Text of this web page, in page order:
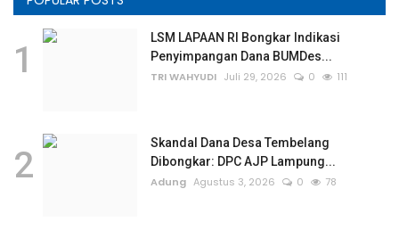
1
LSM LAPAAN RI Bongkar Indikasi
Penyimpangan Dana BUMDes...
TRI WAHYUDI Juli 29, 2026 0 111
2
Skandal Dana Desa Tembelang
Dibongkar: DPC AJP Lampung...
Adung Agustus 3, 2026 0 78